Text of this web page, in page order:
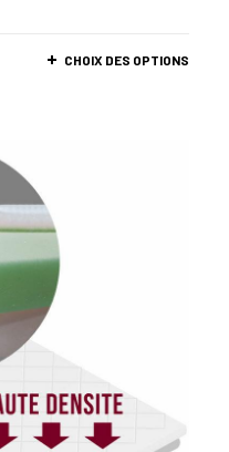
CHOIX DES OPTIONS